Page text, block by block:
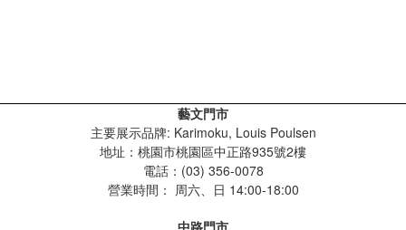
藝文門市
主要展示品牌: Karimoku, Louis Poulsen
地址：桃園市桃園區中正路935號2樓
電話：(03) 356-0078
營業時間： 周六、日 14:00-18:00
中路門市